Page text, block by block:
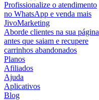
Profissionalize o atendimento
no WhatsApp e venda mais
JivoMarketing
Aborde clientes na sua página
antes que saiam e recupere
carrinhos abandonados
Planos
Afiliados
Ajuda
Aplicativos
Blog